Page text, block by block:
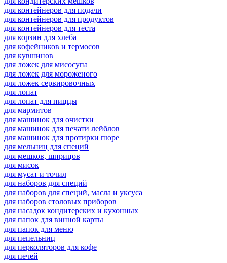
для контейнеров для подачи
для контейнеров для продуктов
для контейнеров для теста
для корзин для хлеба
для кофейников и термосов
для кувшинов
для ложек для мисосупа
для ложек для мороженого
для ложек сервировочных
для лопат
для лопат для пиццы
для мармитов
для машинок для очистки
для машинок для печати лейблов
для машинок для протирки пюре
для мельниц для специй
для мешков, шприцов
для мисок
для мусат и точил
для наборов для специй
для наборов для специй, масла и уксуса
для наборов столовых приборов
для насадок кондитерских и кухонных
для папок для винной карты
для папок для меню
для пепельниц
для перколяторов для кофе
для печей